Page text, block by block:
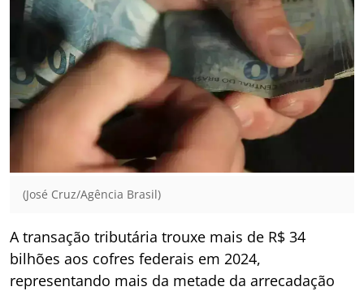
(José Cruz/Agência Brasil)
A transação tributária trouxe mais de R$ 34
bilhões aos cofres federais em 2024,
representando mais da metade da arrecadação